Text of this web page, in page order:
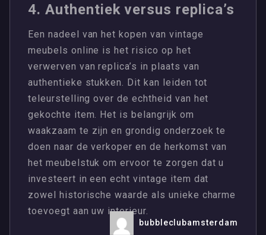
4. Authentiek versus replica’s
Een nadeel van het kopen van vintage
meubels online is het risico op het
verwerven van replica’s in plaats van
authentieke stukken. Dit kan leiden tot
teleurstelling over de echtheid van het
gekochte item. Het is belangrijk om
waakzaam te zijn en grondig onderzoek te
doen naar de verkoper en de herkomst van
het meubelstuk om ervoor te zorgen dat u
investeert in een echt vintage item dat
zowel historische waarde als unieke charme
toevoegt aan uw interieur.
bubbleclubamsterdam